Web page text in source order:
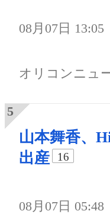
08月07日 13:05
オリコンニュ
山本舞香、
出産
16
08月07日 05:48